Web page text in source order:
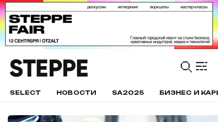
SELECT НОВОСТИ SA2025 БИЗНЕС И